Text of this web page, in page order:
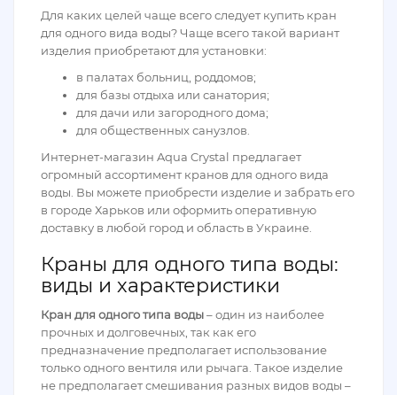
Для каких целей чаще всего следует купить кран
для одного вида воды? Чаще всего такой вариант
изделия приобретают для установки:
в палатах больниц, роддомов;
для базы отдыха или санатория;
для дачи или загородного дома;
для общественных санузлов.
Интернет-магазин Aqua Crystal предлагает
огромный ассортимент кранов для одного вида
воды. Вы можете приобрести изделие и забрать его
в городе Харьков или оформить оперативную
доставку в любой город и область в Украине.
Краны для одного типа воды:
виды и характеристики
Кран для одного типа воды– один из наиболее
прочных и долговечных, так как его
предназначение предполагает использование
только одного вентиля или рычага. Такое изделие
не предполагает смешивания разных видов воды –